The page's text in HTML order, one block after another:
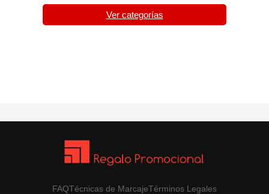
Ver categorías
FAQTécnicas de MarcajeTérminos Legales